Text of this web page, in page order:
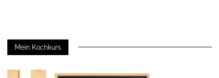
Mein Kochkurs